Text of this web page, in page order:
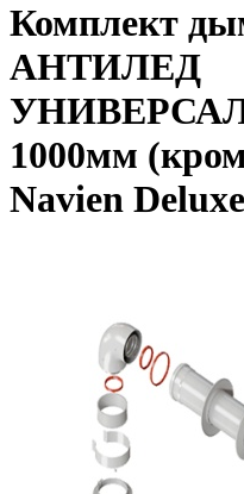
Комплект
АНТИЛЕД
1000мм
Navien